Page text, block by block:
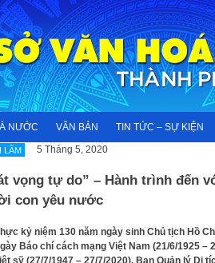
NƯỚC VĂN BẢN TIN TỨC – SỰ KIỆN
LÃM 5 Tháng 5, 2020
vọng tự do” – Hành trình đến
con yêu nước
kỷ niệm 130 năm ngày sinh Chủ tịch Hồ
Báo chí cách mạng Việt Nam (21/6/1925 –
sỹ (27/7/1947 – 27/7/2020), Ban Quản lý Di